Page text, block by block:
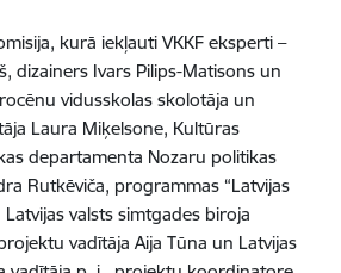
kurā iekļauti VKKF eksperti –
dizainers Ivars Pilips-Matisons un
vidusskolas skolotāja un
Laura Miķelsone, Kultūras
departamenta Nozaru politikas
Rutkēviča, programmas “Latvijas
valsts simtgades biroja
vadītāja Aija Tūna un Latvijas